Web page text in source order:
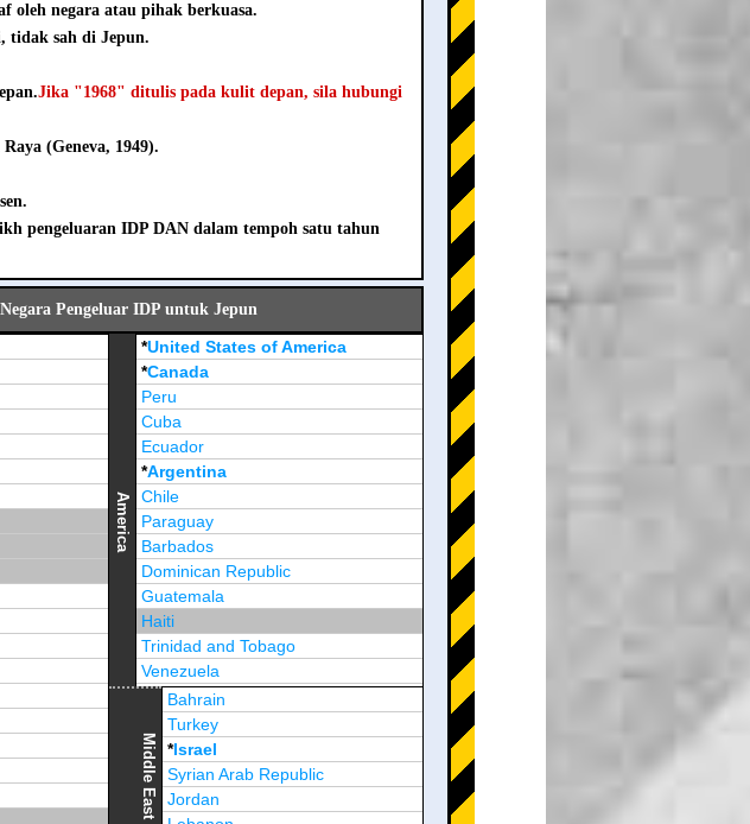
oleh negara atau pihak berkuasa.
tidak sah di Jepun.
Jika "1968" ditulis pada kulit depan, sila hubungi
(Geneva, 1949).
pengeluaran IDP DAN dalam tempoh satu tahun
Pengeluar IDP untuk Jepun
America
*United States of America
*Canada
Peru
Cuba
Ecuador
*Argentina
Chile
Paraguay
Barbados
Dominican Republic
Guatemala
Haiti
Trinidad and Tobago
Venezuela
Jamaica
Middle East
Bahrain
Turkey
*Israel
Syrian Arab Republic
Jordan